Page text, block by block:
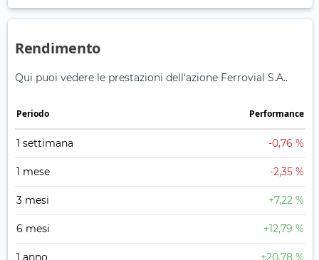
Rendimento
Qui puoi vedere le prestazioni dell'azione Ferrovial S.A..
Periodo Performance
1 settimana -0,76 %
1 mese -2,35 %
3 mesi +7,22 %
6 mesi +12,79 %
1 anno +20,78 %